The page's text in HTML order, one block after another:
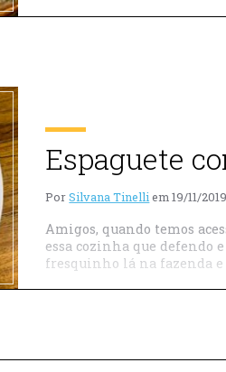
Espaguete
PorSilvana Tinelli em 19/11/2019
Amigos, quando temos
essa cozinha que defendo
fresquinho lá na fazenda